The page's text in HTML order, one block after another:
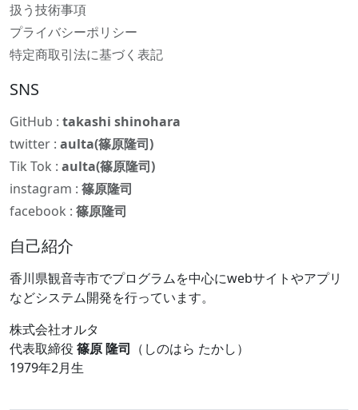
扱う技術事項
プライバシーポリシー
特定商取引法に基づく表記
SNS
GitHub : takashi shinohara
twitter : aulta(篠原隆司)
Tik Tok : aulta(篠原隆司)
instagram : 篠原隆司
facebook : 篠原隆司
自己紹介
香川県観音寺市でプログラムを中心にwebサイトやアプリ
などシステム開発を行っています。
株式会社オルタ
代表取締役 篠原 隆司 （しのはら たかし）
1979年2月生